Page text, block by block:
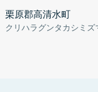
栗原郡高清水町
クリハラグンタカシミズ